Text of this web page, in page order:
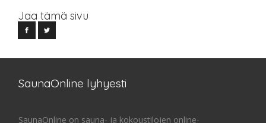
Jaa tämä sivu
SaunaOnline lyhyesti
SaunaOnline on sauna- ja kokoustilojen online-